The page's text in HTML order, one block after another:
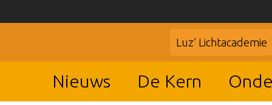
Luz’ Lichtacademie
Nieuws De Kern